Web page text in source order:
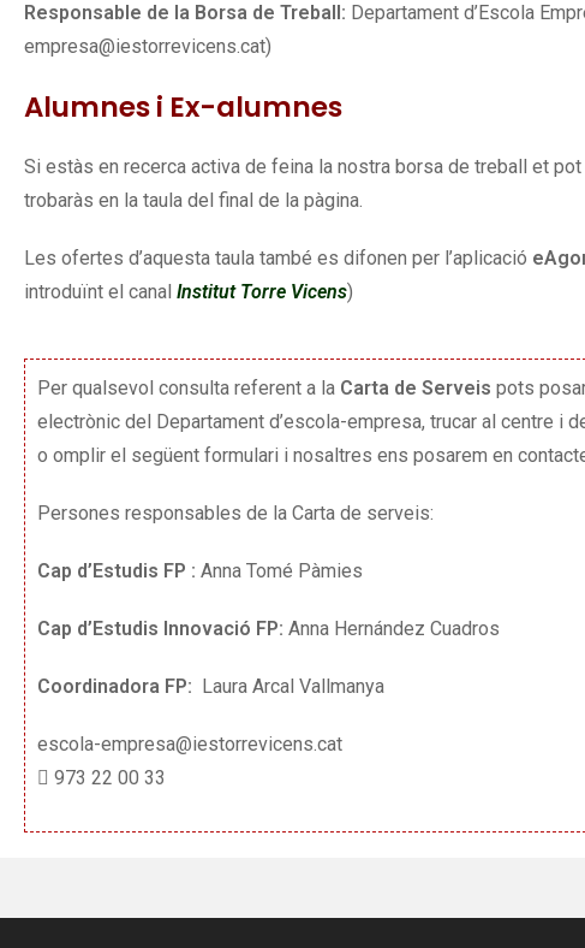
Responsable de la Borsa de Treball: Departament d’Escola
empresa@iestorrevicens.cat)
Alumnes i Ex-alumnes
Si estàs en recerca activa de feina la nostra borsa de treball et
trobaràs en la taula del final de la pàgina.
Les ofertes d’aquesta taula també es difonen per l’aplicació
introduïnt el canal Institut Torre Vicens)
Per qualsevol consulta referent a la Carta de Serveis pots
electrònic del Departament d’escola-empresa, trucar al centre i
o omplir el següent formulari i nosaltres ens posarem en
Persones responsables de la Carta de serveis:
Cap d’Estudis FP : Anna Tomé Pàmies
Cap d’Estudis Innovació FP: Anna Hernández Cuadros
Coordinadora FP: Laura Arcal Vallmanya
escola-empresa@iestorrevicens.cat
973 22 00 33